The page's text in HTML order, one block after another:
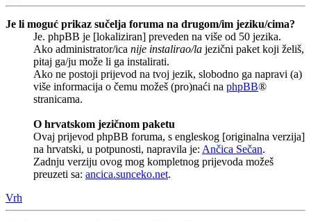
Je li moguć prikaz sučelja foruma na drugom/im jeziku/cima?
Je. phpBB je [lokaliziran] preveden na više od 50 jezika.
Ako administrator/ica nije instalirao/la jezični paket koji želiš,
pitaj ga/ju može li ga instalirati.
Ako ne postoji prijevod na tvoj jezik, slobodno ga napravi (a)
više informacija o čemu možeš (pro)naći na phpBB®
stranicama.
O hrvatskom jezičnom paketu
Ovaj prijevod phpBB foruma, s engleskog [originalna verzija]
na hrvatski, u potpunosti, napravila je: Ančica Sečan.
Zadnju verziju ovog mog kompletnog prijevoda možeš
preuzeti sa: ancica.sunceko.net.
Vrh